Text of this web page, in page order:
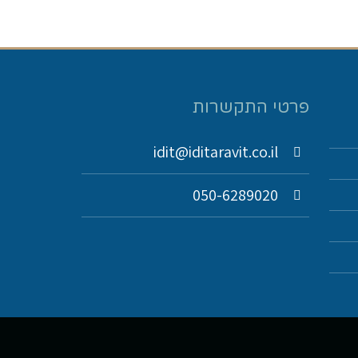
פרטי התקשרות
idit@iditaravit.co.il
050-6289020